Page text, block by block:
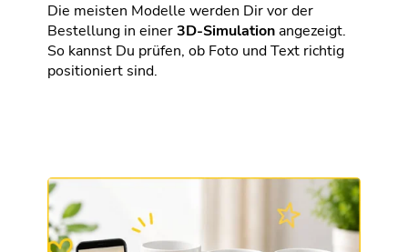
Die meisten Modelle werden Dir vor der
Bestellung in einer3D-Simulationangezeigt.
So kannst Du prüfen, ob Foto und Text richtig
positioniert sind.